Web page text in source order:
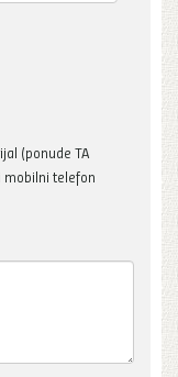
(ponude TA
mobilni telefon